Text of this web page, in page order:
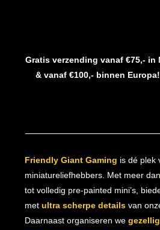
Gratis verzending vanaf €75,- in
& vanaf €100,- binnen Europa!
Friendly Giant Gaming is dé plek
miniatureliefhebbers. Met meer dan
tot volledig pre-painted mini’s,
met ultra scherpe detailsvan
Daarnaast organiseren we